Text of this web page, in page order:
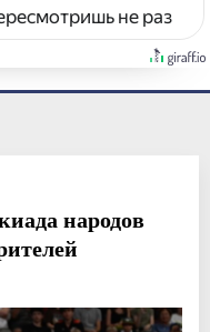
не раз
народов